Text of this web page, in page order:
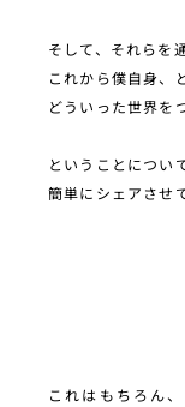
そして、それらを
これから僕自身、
どういった世界を
ということについ
簡単にシェアさせ
これはもちろん